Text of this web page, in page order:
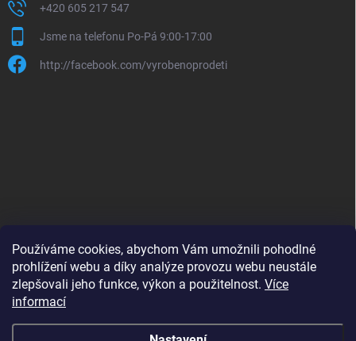
Používáme cookies, abychom Vám umožnili pohodlné
prohlížení webu a díky analýze provozu webu neustále
zlepšovali jeho funkce, výkon a použitelnost. Více
informací
+420 605 217 547
Jsme na telefonu Po-Pá 9:00-17:00
http://facebook.com/vyrobenoprodeti
B2B shop pro obchodníky - www.krokido.cz